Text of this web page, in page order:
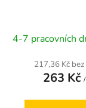
4-7 pracovních
217,36 Kč bez
263 Kč